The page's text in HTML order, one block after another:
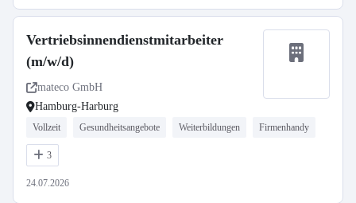
Vertriebsinnendienstmitarbeiter
(m/w/d)
mateco GmbH
Hamburg-Harburg
Vollzeit Gesundheitsangebote Weiterbildungen Firmenhandy
3
24.07.2026